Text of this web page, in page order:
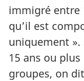
immigré entre
qu’il est
uniquement ».
15 ans ou
groupes, on